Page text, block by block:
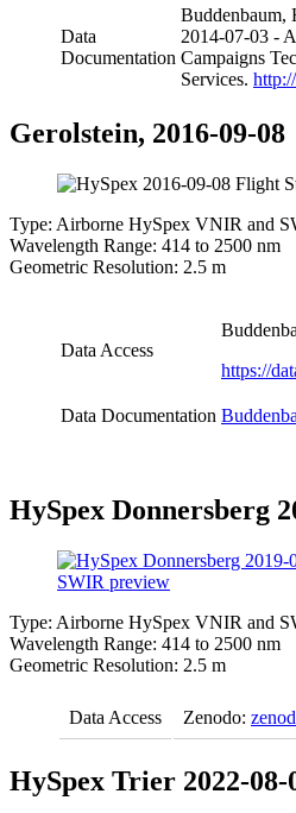
Data
Documentation
Buddenbaum,
2014-07-03 -
Campaigns
Services.
Gerolstein, 2016-09-08
Type: Airborne HySpex VNIR and
Wavelength Range: 414 to 2500 nm
Geometric Resolution: 2.5 m
Data Access
https://
Data Documentation
HySpex Donnersberg
Type: Airborne HySpex VNIR and
Wavelength Range: 414 to 2500 nm
Geometric Resolution: 2.5 m
Data Access Zenodo:
HySpex Trier 2022-08-